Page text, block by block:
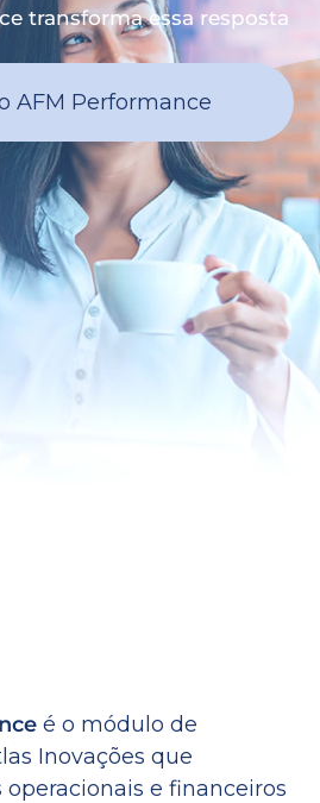
transforma essa resposta
AFM Performance
é o módulo de
Inovações que
e financeiros